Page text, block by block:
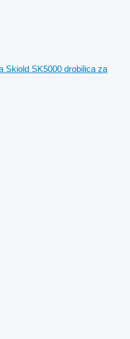
Skiold SK5000 drobilica za